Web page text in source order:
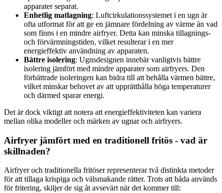
apparater separat.
Enhetlig matlagning: Luftcirkulationssystemet i en ugn är
ofta utformat för att ge en jämnare fördelning av värme än vad
som finns i en mindre airfryer. Detta kan minska tillagnings-
och förvärmningstiden, vilket resulterar i en mer
energieffektiv användning av apparaten.
Bättre isolering: Ugnsdesignen innebär vanligtvis bättre
isolering jämfört med mindre apparater som airfryers. Den
förbättrade isoleringen kan bidra till att behålla värmen bättre,
vilket minskar behovet av att upprätthålla höga temperaturer
och därmed sparar energi.
Det är dock viktigt att notera att energieffektiviteten kan variera
mellan olika modeller och märken av ugnar och airfryers.
Airfryer jämfört med en traditionell fritös - vad är
skillnaden?
Airfryer och traditionella fritöser representerar två distinkta metoder
för att tillaga krispiga och välsmakande rätter. Trots att båda används
för fritering, skiljer de sig åt avsevärt när det kommer till: